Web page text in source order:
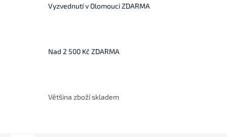
Vyzvednutí v Olomouci ZDARMA
Nad 2 500 Kč ZDARMA
Většina zboží skladem